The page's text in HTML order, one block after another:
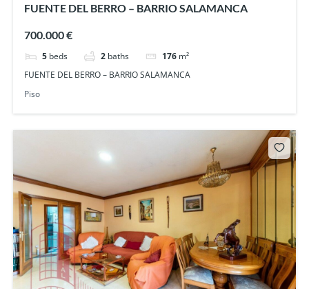
FUENTE DEL BERRO – BARRIO SALAMANCA
700.000 €
5 beds 2 baths 176 m²
FUENTE DEL BERRO – BARRIO SALAMANCA
Piso